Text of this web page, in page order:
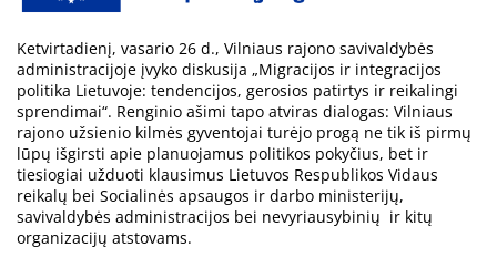
Ketvirtadienį, vasario 26 d., Vilniaus rajono savivaldybės
administracijoje įvyko diskusija „Migracijos ir integracijos
politika Lietuvoje: tendencijos, gerosios patirtys ir reikalingi
sprendimai“. Renginio ašimi tapo atviras dialogas: Vilniaus
rajono užsienio kilmės gyventojai turėjo progą ne tik iš pirmų
lūpų išgirsti apie planuojamus politikos pokyčius, bet ir
tiesiogiai užduoti klausimus Lietuvos Respublikos Vidaus
reikalų bei Socialinės apsaugos ir darbo ministerijų,
savivaldybės administracijos bei nevyriausybinių ir kitų
organizacijų atstovams.